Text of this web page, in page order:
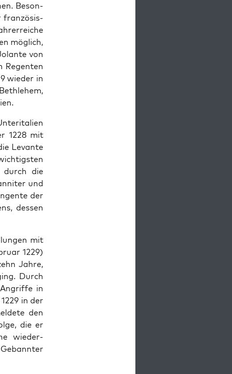
Beson­
franzö­sis­
möglich,
von
Regen­ten
wieder in
1228 mit
Lev­ante
durch die
und
der
dessen
mit
1229)
Jahre,
Durch
in
in der
den
die er
wieder­